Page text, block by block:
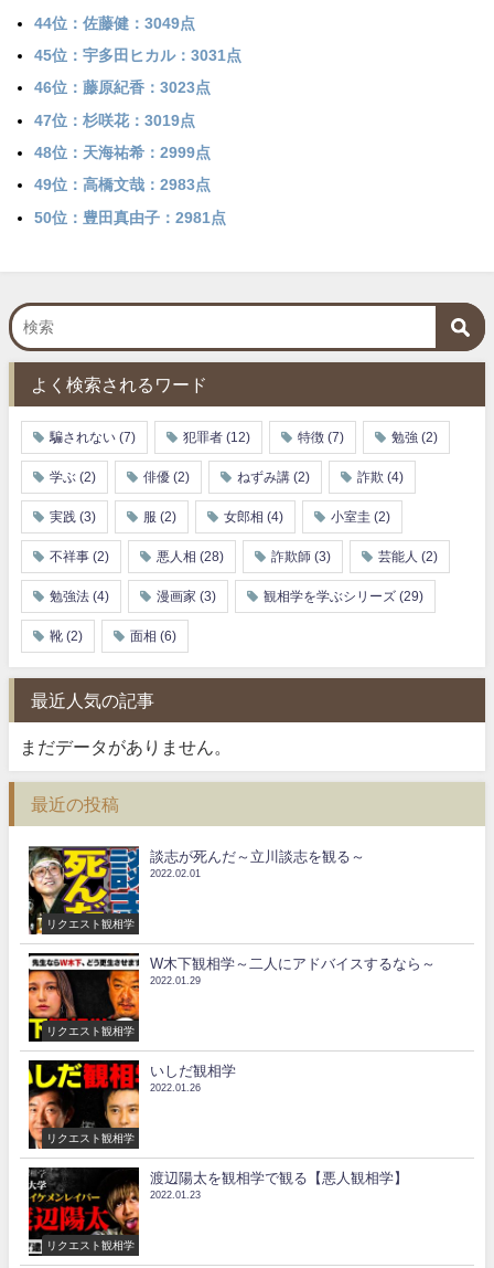
44位：佐藤健：3049点
45位：宇多田ヒカル：3031点
46位：藤原紀香：3023点
47位：杉咲花：3019点
48位：天海祐希：2999点
49位：高橋文哉：2983点
50位：豊田真由子：2981点
よく検索されるワード
騙されない (7) 犯罪者 (12) 特徴 (7) 勉強 (2)
学ぶ (2) 俳優 (2) ねずみ講 (2) 詐欺 (4)
実践 (3) 服 (2) 女郎相 (4) 小室圭 (2)
不祥事 (2) 悪人相 (28) 詐欺師 (3) 芸能人 (2)
勉強法 (4) 漫画家 (3) 観相学を学ぶシリーズ (29)
靴 (2) 面相 (6)
最近人気の記事
まだデータがありません。
最近の投稿
リクエスト観相学
談志が死んだ～立川談志を観る～
2022.02.01
リクエスト観相学
W木下観相学～二人にアドバイスするなら～
2022.01.29
リクエスト観相学
いしだ観相学
2022.01.26
リクエスト観相学
渡辺陽太を観相学で観る【悪人観相学】
2022.01.23